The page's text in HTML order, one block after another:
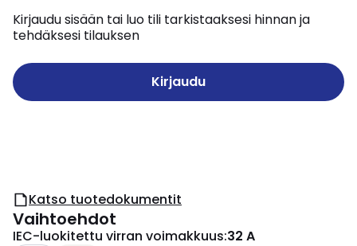
Kirjaudu sisään tai luo tili tarkistaaksesi hinnan ja
tehdäksesi tilauksen
Kirjaudu
Katso tuotedokumentit
Vaihtoehdot
IEC-luokitettu virran voimakkuus:32 A